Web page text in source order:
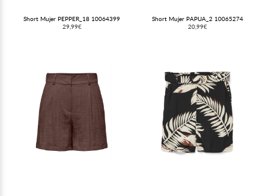
(@calvillosmoda) el 23 Ene, 2020 a las 4:11 PST
Short Mujer PEPPER_18 10064399
29,99€
Short Mujer PAPUA_2 10065274
20,99€